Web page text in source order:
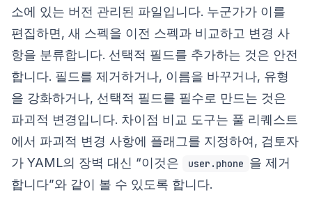
소에 있는 버전 관리된 파일입니다. 누군가가 이를
편집하면, 새 스펙을 이전 스펙과 비교하고 변경 사
항을 분류합니다. 선택적 필드를 추가하는 것은 안전
합니다. 필드를 제거하거나, 이름을 바꾸거나, 유형
을 강화하거나, 선택적 필드를 필수로 만드는 것은
파괴적 변경입니다. 차이점 비교 도구는 풀 리퀘스트
에서 파괴적 변경 사항에 플래그를 지정하여, 검토자
가 YAML의 장벽 대신 “이것은
user.phone 을 제거
합니다”와 같이 볼 수 있도록 합니다.